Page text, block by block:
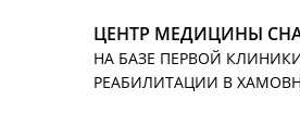
ЦЕНТР МЕДИЦИНЫ
НА БАЗЕ ПЕРВОЙ
РЕАБИЛИТАЦИИ В